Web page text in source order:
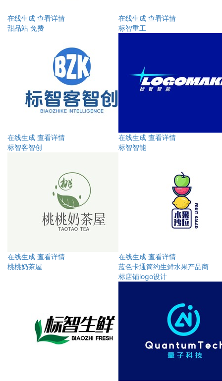
在线生成 查看详情
甜品站 免费
在线生成 查看详情
标智重工
在线生成 查看详情
标智客智创
在线生成 查看详情
标智智能
在线生成 查看详情
桃桃奶茶屋
在线生成 查看详情
蓝色卡通简约生鲜水果产品商
标店铺logo设计